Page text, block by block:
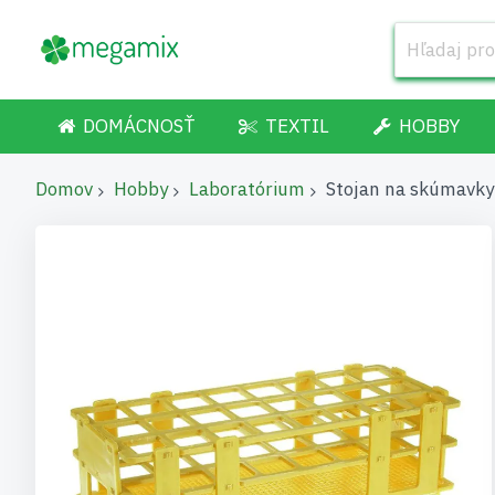
DOMÁCNOSŤ TEXTIL HOBBY
Domov Hobby Laboratórium Stojan na